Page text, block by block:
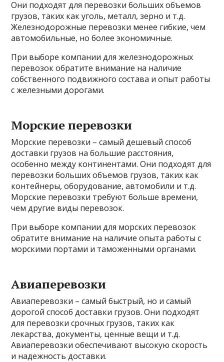
Они подходят для перевозки больших объемов
грузов, таких как уголь, металл, зерно и т.д.
Железнодорожные перевозки менее гибкие, чем
автомобильные, но более экономичные.
При выборе компании для железнодорожных
перевозок обратите внимание на наличие
собственного подвижного состава и опыт работы
с железными дорогами.
Морские перевозки
Морские перевозки – самый дешевый способ
доставки грузов на большие расстояния,
особенно между континентами. Они подходят для
перевозки больших объемов грузов, таких как
контейнеры, оборудование, автомобили и т.д.
Морские перевозки требуют больше времени,
чем другие виды перевозок.
При выборе компании для морских перевозок
обратите внимание на наличие опыта работы с
морскими портами и таможенными органами.
Авиаперевозки
Авиаперевозки – самый быстрый, но и самый
дорогой способ доставки грузов. Они подходят
для перевозки срочных грузов, таких как
лекарства, документы, ценные вещи и т.д.
Авиаперевозки обеспечивают высокую скорость
и надежность доставки.